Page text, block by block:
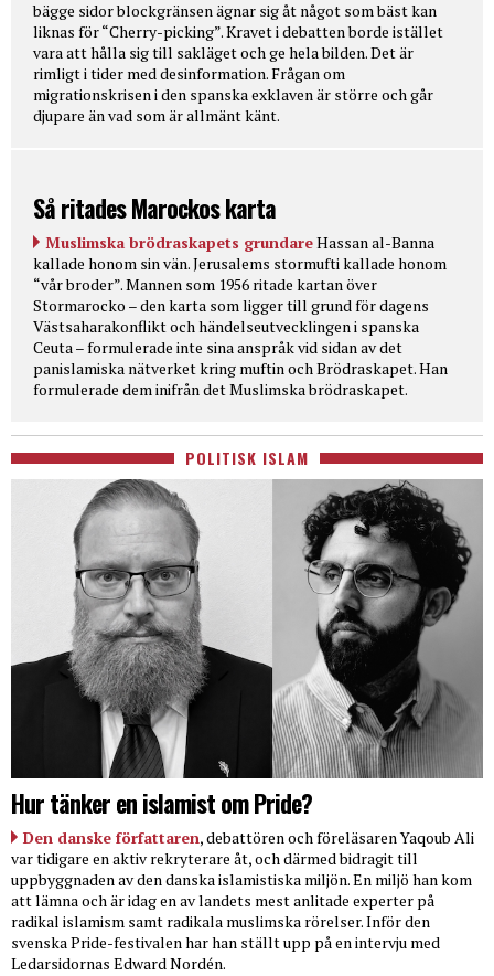
bägge sidor blockgränsen ägnar sig åt något som bäst kan
liknas för “Cherry-picking”. Kravet i debatten borde istället
vara att hålla sig till sakläget och ge hela bilden. Det är
rimligt i tider med desinformation. Frågan om
migrationskrisen i den spanska exklaven är större och går
djupare än vad som är allmänt känt.
Så ritades Marockos karta
Muslimska brödraskapets grundareHassan al-Banna
kallade honom sin vän. Jerusalems stormufti kallade honom
“vår broder”. Mannen som 1956 ritade kartan över
Stormarocko – den karta som ligger till grund för dagens
Västsaharakonflikt och händelseutvecklingen i spanska
Ceuta – formulerade inte sina anspråk vid sidan av det
panislamiska nätverket kring muftin och Brödraskapet. Han
formulerade dem inifrån det Muslimska brödraskapet.
POLITISK ISLAM
Hur tänker en islamist om Pride?
Den danske författaren, debattören och föreläsaren Yaqoub Ali
var tidigare en aktiv rekryterare åt, och därmed bidragit till
uppbyggnaden av den danska islamistiska miljön. En miljö han kom
att lämna och är idag en av landets mest anlitade experter på
radikal islamism samt radikala muslimska rörelser. Inför den
svenska Pride-festivalen har han ställt upp på en intervju med
Ledarsidornas Edward Nordén.